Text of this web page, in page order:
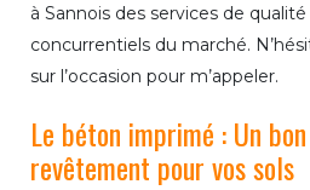
à Sannois des services de
concurrentiels du marché.
sur l’occasion pour m’appeler.
Le béton imprimé : Un
revêtement pour vos sols